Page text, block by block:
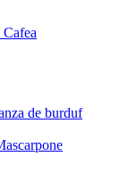
de burduf